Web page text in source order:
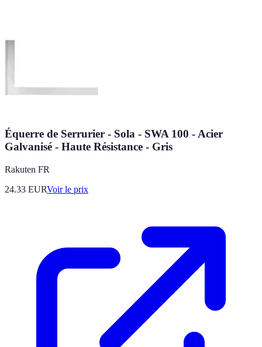
Équerre de Serrurier - Sola - SWA 100 - Acier
Galvanisé - Haute Résistance - Gris
Rakuten FR
24.33 EURVoir le prix